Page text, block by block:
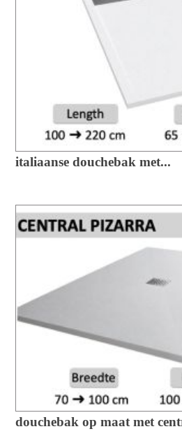
italiaanse douchebak met...
douchebak op maat met